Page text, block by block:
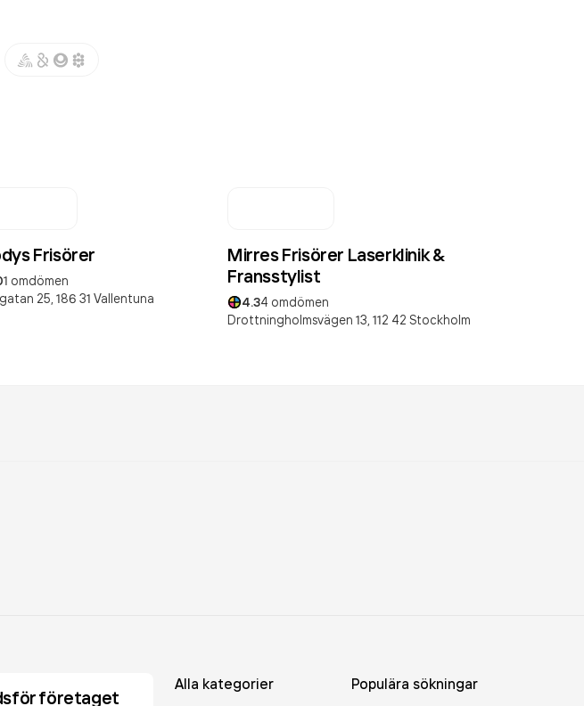
Frisörer
1 omdömen
25, 186 31 Vallentuna
Mirres Frisörer Laserklinik &
Fransstylist
4.34 omdömen
Drottningholmsvägen 13, 112 42 Stockholm
företaget
Alla kategorier Populära sökningar